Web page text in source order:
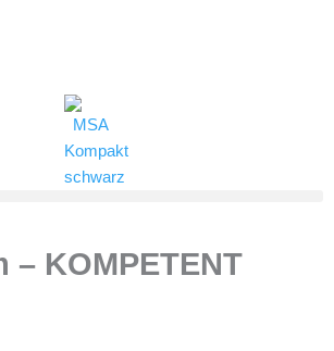
– KOMPETENT